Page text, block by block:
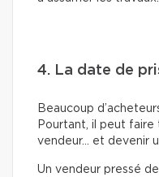
4. La date de
Beaucoup
Pourtant, il peut
vendeur… et devenir
Un vendeur pressé